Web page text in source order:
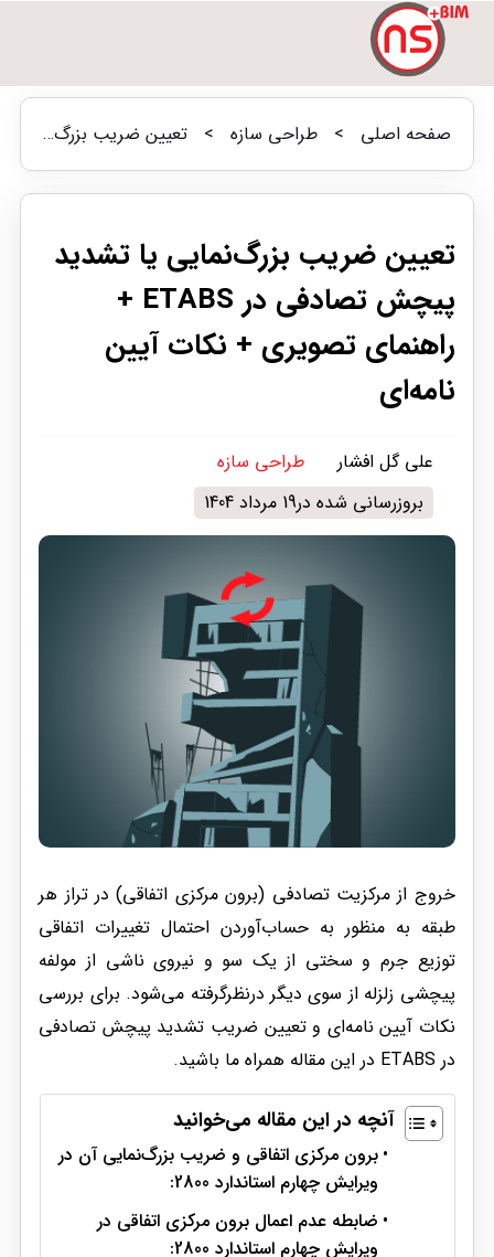
صفحه اصلی > طراحی سازه> تعیین ضریب بزرگ‌نمایی یا تشدید پیچش تصادفی در ETABS + راهنمای تصویری + نکات آیین نامه‌ای
تعیین ضریب بزرگ‌نمایی یا تشدید
پیچش تصادفی در ETABS +
راهنمای تصویری + نکات آیین
نامه‌ای
علی گل افشار
طراحی سازه
بروزرسانی شده در19 مرداد 1404
خروج از مرکزیت تصادفی (برون مرکزی اتفاقی) در تراز هر
طبقه به منظور به حساب‌آوردن احتمال تغییرات اتفاقی
توزیع جرم و سختی از یک سو و نیروی ناشی از مولفه
پیچشی زلزله از سوی دیگر درنظر‌گرفته می‌شود. برای بررسی
نکات آیین نامه‌ای و تعیین ضریب تشدید پیچش تصادفی
در ETABS در این مقاله همراه ما باشید.
آنچه در این مقاله می‌خوانید
برون مرکزی اتفاقی و ضریب بزرگ‌نمایی آن در
ویرایش چهارم استاندارد 2800:
ضابطه عدم اعمال برون مرکزی اتفاقی در
ویرایش چهارم استاندارد 2800: